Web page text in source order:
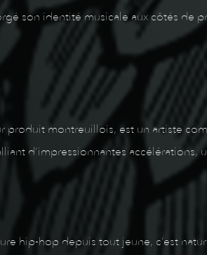
son identité musicale aux côtés de
produit montreuillois, est un artiste
d’impressionnantes
hip-hop depuis tout jeune, c’est